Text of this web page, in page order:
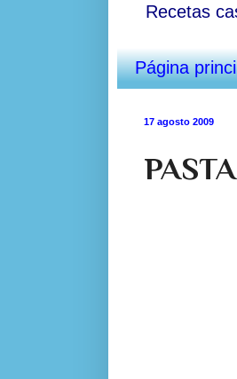
Recetas
Página
17 agosto 2009